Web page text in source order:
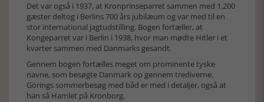
Det var også i 1937, at Kronprinseparret sammen med 1.200
gæster deltog i Berlins 700 års jubilæum og var med til en
stor international jagtudstilling. Bogen fortæller, at
Kongeparret var i Berlin i 1938, hvor man mødte Hitler i et
kvarter sammen med Danmarks gesandt.
Gennem bogen fortælles meget om prominente tyske
navne, som besøgte Danmark op gennem trediverne.
Görings sommerbesøg med båd er med i detaljer, også at
han så Hamlet på Kronborg.